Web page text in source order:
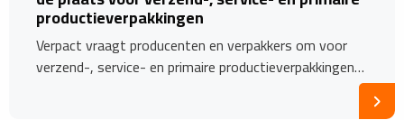
productieverpakkingen
Verpact vraagt producenten en verpakkers om voor
verzend-, service- en primaire productieverpakkingen…